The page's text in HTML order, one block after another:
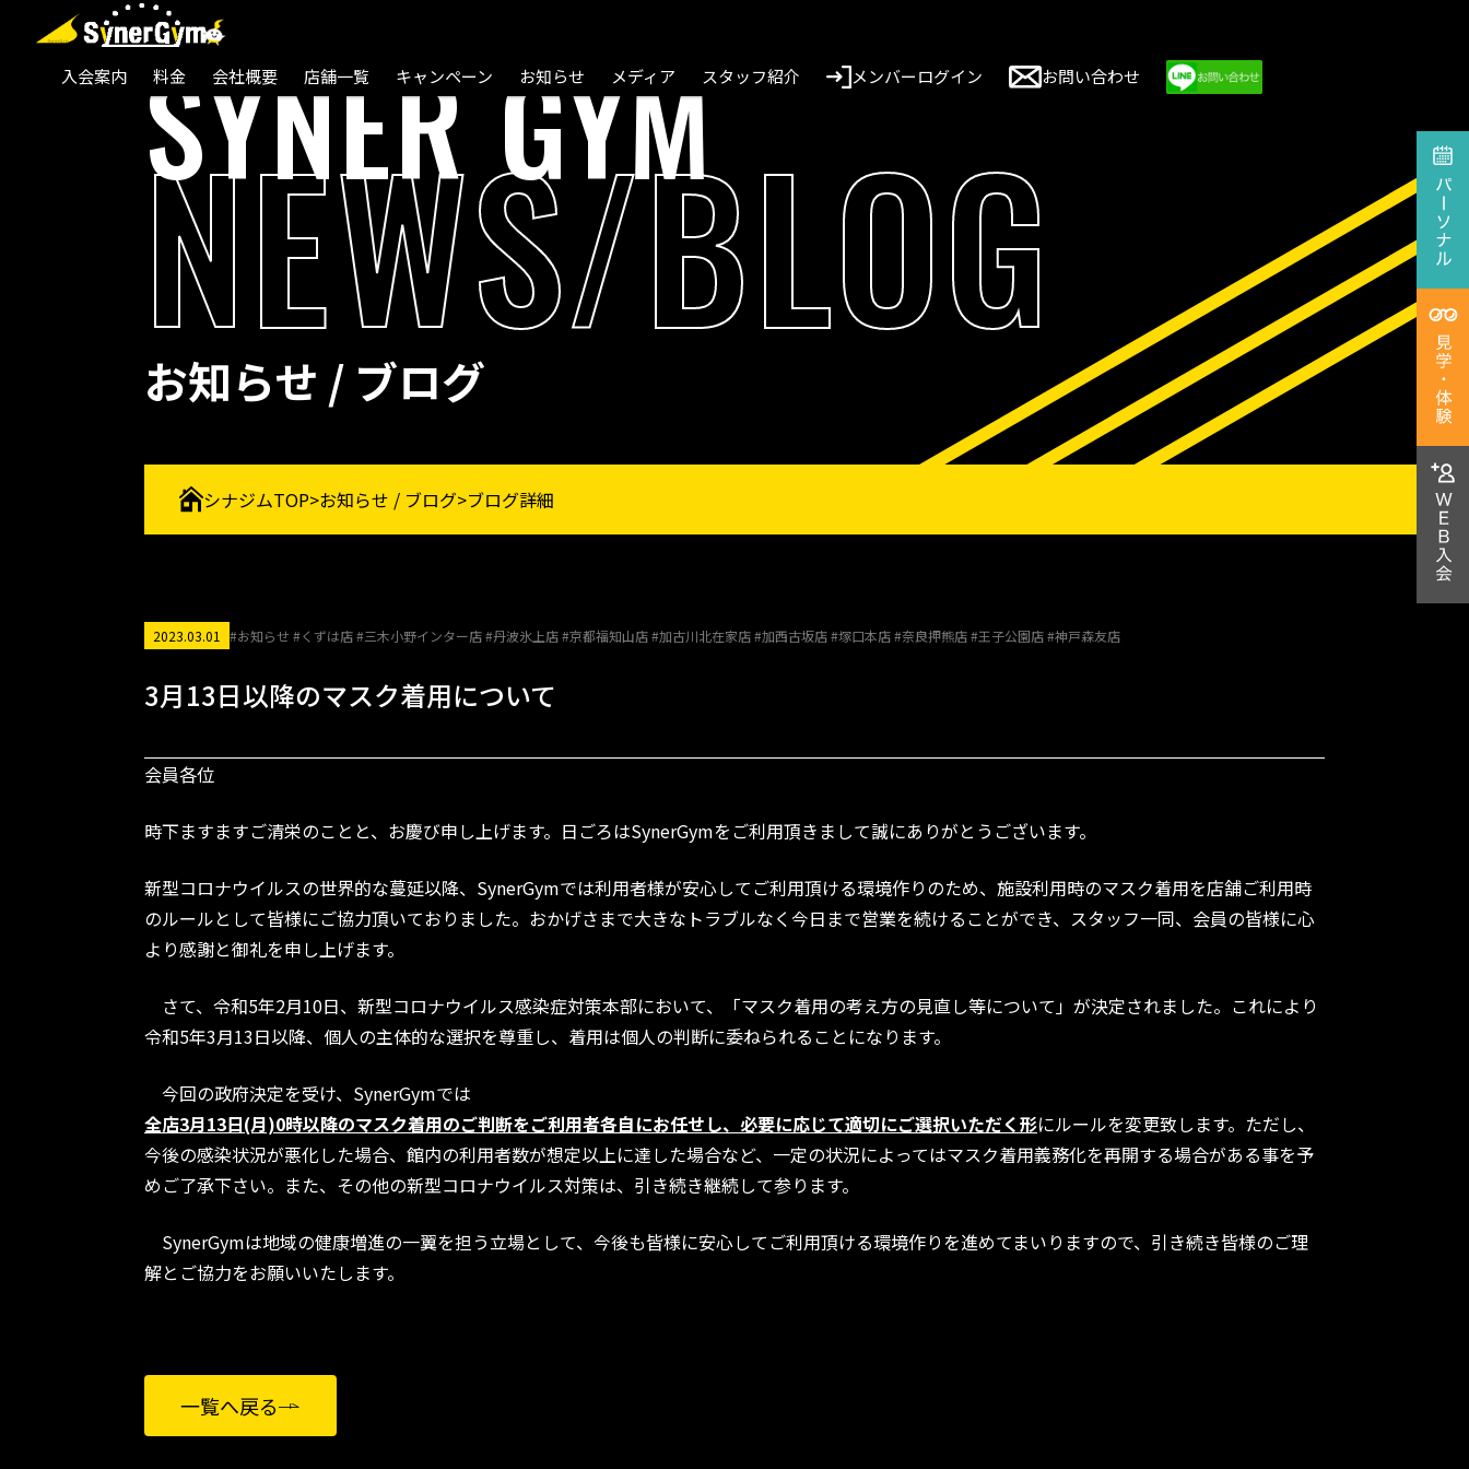
入会案内 料金 会社概要 店舗一覧 キャンペーン お知らせ メディア スタッフ紹介 メンバーログイン お問い合わせ
SYNER GYM
NEWS/BLOG
お知らせ / ブログ
シナジムTOP>お知らせ / ブログ>ブログ詳細
2023.03.01 #お知らせ #くずは店 #三木小野インター店 #丹波氷上店 #京都福知山店 #加古川北在家店 #加西古坂店 #塚口本店 #奈良押熊店 #王子公園店 #神戸森友店
3月13日以降のマスク着用について
会員各位
時下ますますご清栄のことと、お慶び申し上げます。日ごろはSynerGymをご利用頂きまして誠にありがとうございます。
新型コロナウイルスの世界的な蔓延以降、SynerGymでは利用者様が安心してご利用頂ける環境作りのため、施設利用時のマスク着用を店舗ご利用時
のルールとして皆様にご協力頂いておりました。おかげさまで大きなトラブルなく今日まで営業を続けることができ、スタッフ一同、会員の皆様に心
より感謝と御礼を申し上げます。
さて、令和5年2月10日、新型コロナウイルス感染症対策本部において、「マスク着用の考え方の見直し等について」が決定されました。これにより
令和5年3月13日以降、個人の主体的な選択を尊重し、着用は個人の判断に委ねられることになります。
今回の政府決定を受け、SynerGymでは
全店3月13日(月)0時以降のマスク着用のご判断をご利用者各自にお任せし、必要に応じて適切にご選択いただく形にルールを変更致します。ただし、
今後の感染状況が悪化した場合、館内の利用者数が想定以上に達した場合など、一定の状況によってはマスク着用義務化を再開する場合がある事を予
めご了承下さい。また、その他の新型コロナウイルス対策は、引き続き継続して参ります。
SynerGymは地域の健康増進の一翼を担う立場として、今後も皆様に安心してご利用頂ける環境作りを進めてまいりますので、引き続き皆様のご理
解とご協力をお願いいたします。
一覧へ戻る